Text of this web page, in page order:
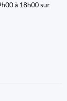
à 18h00 sur